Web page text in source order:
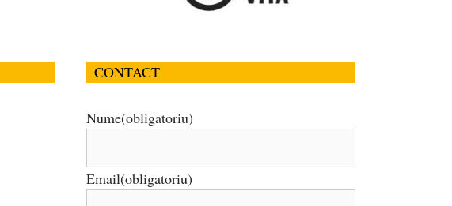
CONTACT
Nume(obligatoriu)
Email(obligatoriu)